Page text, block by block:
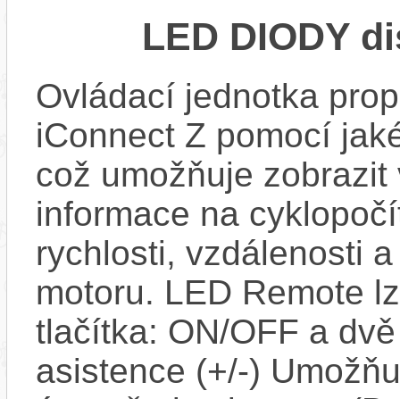
LED DIODY
Ovládací jednotka
iConnect Z pomocí
což umožňuje
informace na
rychlosti, vzdálenosti
motoru. LED Remote
tlačítka: ON/OFF a
asistence (+/-)